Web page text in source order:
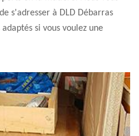
s'adresser à DLD Débarras
si vous voulez une